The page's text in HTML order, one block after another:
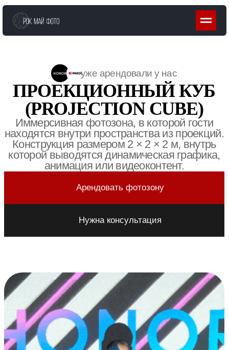
Главная Аренда проекционного куба на мероприятие
ПРОЕКЦИОННЫЙ КУБ
(PROJECTION CUBE)
Иммерсивная фотозона, в которой гости
находятся внутри пространства из проекций.
Конструкция размером 2 × 2 × 2 м, внутрь
которой выводятся динамическая графика,
анимация или видеоконтент.
Арендовать фотозону
Нужна консультация